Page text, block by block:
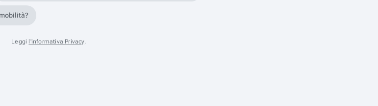
Leggi l'informativa Privacy.